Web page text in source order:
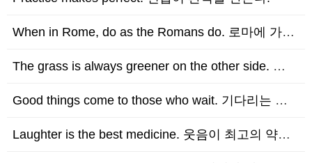
When in Rome, do as the Romans do. 로마에 가면 로마법을 따르라…
The grass is always greener on the other side. 남의 …
Good things come to those who wait. 기다리는 사람에게 좋은 일…
Laughter is the best medicine. 웃음이 최고의 약이다.